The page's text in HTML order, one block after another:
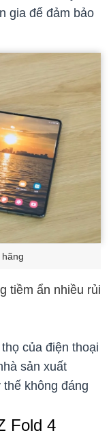
gia để đảm bảo
tiềm ẩn nhiều rủi
của điện thoại
sản xuất
không đáng
Fold 4